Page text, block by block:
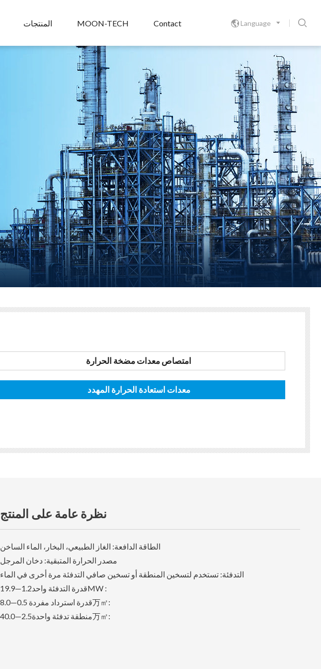

Language  المنتجات MOON-TECH Contact
امتصاص معدات مضخة الحرارة
معدات استعادة الحرارة المهدد
نظرة عامة على المنتج
الطاقة الدافعة: الغاز الطبيعي، البخار، الماء الساخن
مصدر الحرارة المتبقية: دخان المرجل
التدفئة: تستخدم لتسخين المنطقة أو تسخين صافي التدفئة مرة أخرى في الماء
قدرة التدفئة واحد1.2—19.9MW :
قدرة استرداد مفردة 0.5—8.0万㎡:
منطقة تدفئة واحدة2.5—40.0万㎡: